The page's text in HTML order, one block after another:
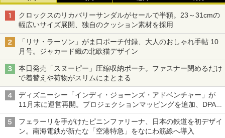
クロックスのリカバリーサンダルがセールで半額。23～31cmの
幅広いサイズ展開、独自のクッション素材を採用
「リサ・ラーソン」がま口ポーチ付録、大人のおしゃれ手帖 10
月号。ジャカード織の北欧猫デザイン
本日発売「スヌーピー」圧縮収納ポーチ。ファスナー閉めるだけ
で着替えや荷物がスリムにまとまる
ディズニーシー「インディ・ジョーンズ・アドベンチャー」が
11月末に運営再開。プロジェクションマッピングを追加、DPA
は1500円
フェラーリを手がけたピニンファリーナ、日本の鉄道を初デザイ
ン。南海電鉄が新たな「空港特急」をなにわ筋線へ導入